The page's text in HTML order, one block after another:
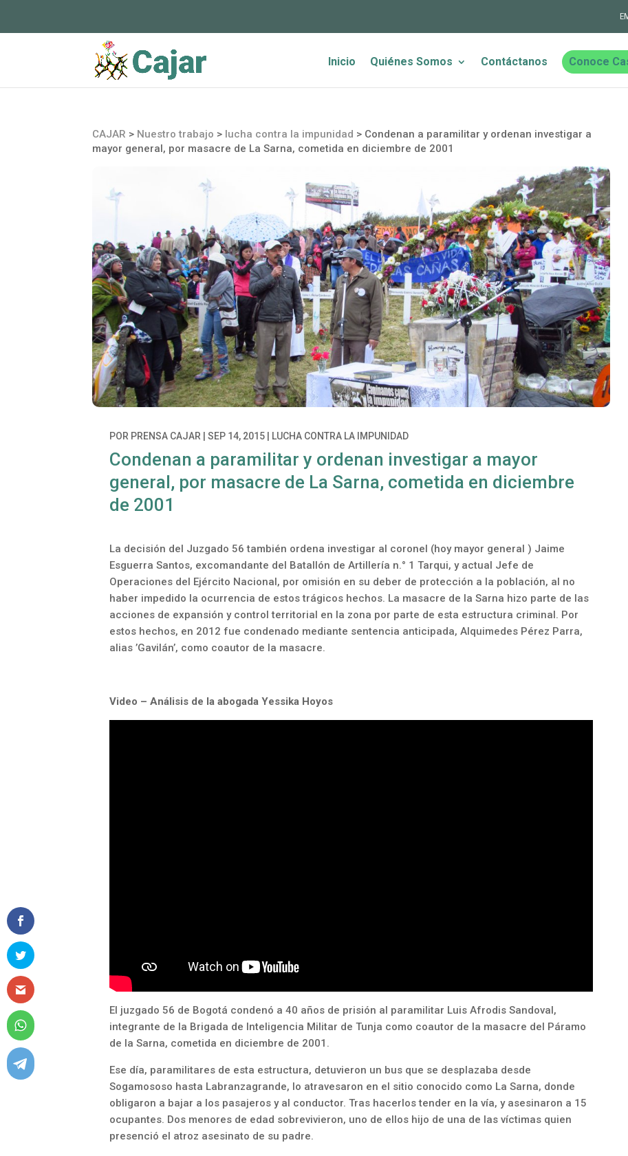
Inicio Quiénes Somos Contáctanos Conoce
CAJAR > Nuestro trabajo > lucha contra la impunidad > Condenan a paramilitar y ordenan investigar a
mayor general, por masacre de La Sarna, cometida en diciembre de 2001
POR PRENSA CAJAR |SEP 14, 2015 LUCHA CONTRA LA IMPUNIDAD
Condenan a paramilitar y ordenan investigar a mayor
general, por masacre de La Sarna, cometida en diciembre
de 2001
La decisión del Juzgado 56 también ordena investigar al coronel (hoy mayor general ) Jaime
Esguerra Santos, excomandante del Batallón de Artillería n.° 1 Tarqui, y actual Jefe de
Operaciones del Ejército Nacional, por omisión en su deber de protección a la población, al no
haber impedido la ocurrencia de estos trágicos hechos. La masacre de la Sarna hizo parte de las
acciones de expansión y control territorial en la zona por parte de esta estructura criminal. Por
estos hechos, en 2012 fue condenado mediante sentencia anticipada, Alquimedes Pérez Parra,
alias ’Gavilán’, como coautor de la masacre.
Video – Análisis de la abogada Yessika Hoyos
El juzgado 56 de Bogotá condenó a 40 años de prisión al paramilitar Luis Afrodis Sandoval,
integrante de la Brigada de Inteligencia Militar de Tunja como coautor de la masacre del Páramo
de la Sarna, cometida en diciembre de 2001.
Ese día, paramilitares de esta estructura, detuvieron un bus que se desplazaba desde
Sogamososo hasta Labranzagrande, lo atravesaron en el sitio conocido como La Sarna, donde
obligaron a bajar a los pasajeros y al conductor. Tras hacerlos tender en la vía, y asesinaron a 15
ocupantes. Dos menores de edad sobrevivieron, uno de ellos hijo de una de las víctimas quien
presenció el atroz asesinato de su padre.